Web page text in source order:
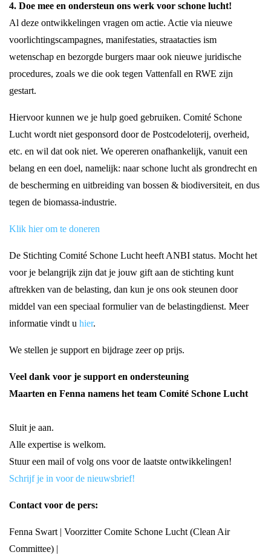
4. Doe mee en ondersteun ons werk voor schone lucht!
Al deze ontwikkelingen vragen om actie. Actie via nieuwe
voorlichtingscampagnes, manifestaties, straatacties ism
wetenschap en bezorgde burgers maar ook nieuwe juridische
procedures, zoals we die ook tegen Vattenfall en RWE zijn
gestart.
Hiervoor kunnen we je hulp goed gebruiken. Comité Schone
Lucht wordt niet gesponsord door de Postcodeloterij, overheid,
etc. en wil dat ook niet. We opereren onafhankelijk, vanuit een
belang en een doel, namelijk: naar schone lucht als grondrecht en
de bescherming en uitbreiding van bossen & biodiversiteit, en dus
tegen de biomassa-industrie.
Klik hier om te doneren
De Stichting Comité Schone Lucht heeft ANBI status. Mocht het
voor je belangrijk zijn dat je jouw gift aan de stichting kunt
aftrekken van de belasting, dan kun je ons ook steunen door
middel van een speciaal formulier van de belastingdienst. Meer
informatie vindt u hier.
We stellen je support en bijdrage zeer op prijs.
Veel dank voor je support en ondersteuning
Maarten en Fenna namens het team Comité Schone Lucht
Sluit je aan.
Alle expertise is welkom.
Stuur een mail of volg ons voor de laatste ontwikkelingen!
Schrijf je in voor de nieuwsbrief!
Contact voor de pers:
Fenna Swart | Voorzitter Comite Schone Lucht (Clean Air
Committee) |